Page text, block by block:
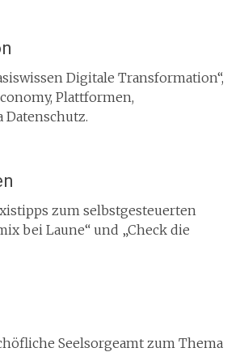
Digitale Transformation“,
Plattformen,
zum selbstgesteuerten
bei Laune“ und „Check die
Seelsorgeamt zum Thema